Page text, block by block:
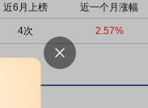
近6月上榜 近一个月涨幅
4次 2.57%